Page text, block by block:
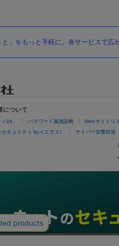
」をもっと手軽に。各サービスで広
について
24」 パスワード漏洩診断 Webサイトリ
キュリティ byイエラエ） サイバー攻撃対策